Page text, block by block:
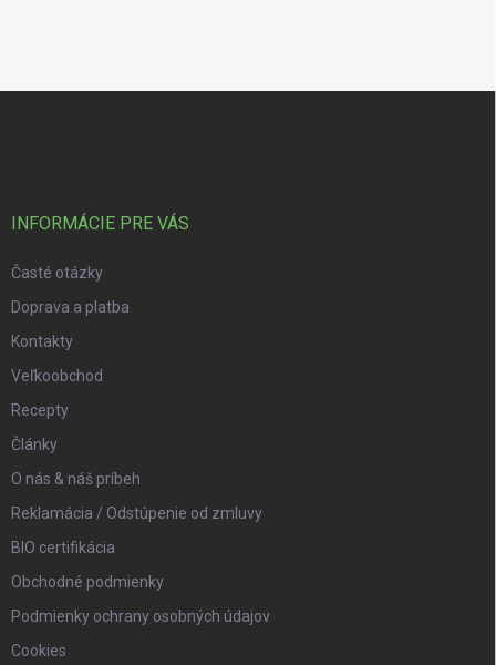
INFORMÁCIE PRE VÁS
Časté otázky
Doprava a platba
Kontakty
Veľkoobchod
Recepty
Články
O nás & náš príbeh
Reklamácia / Odstúpenie od zmluvy
BIO certifikácia
Obchodné podmienky
Podmienky ochrany osobných údajov
Cookies